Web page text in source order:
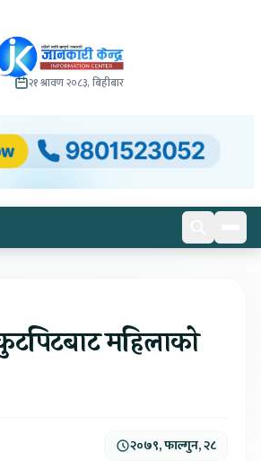
२१ श्रावण २०८३, बिहीबार
महिलाको
२०७९, फाल्गुन, २८